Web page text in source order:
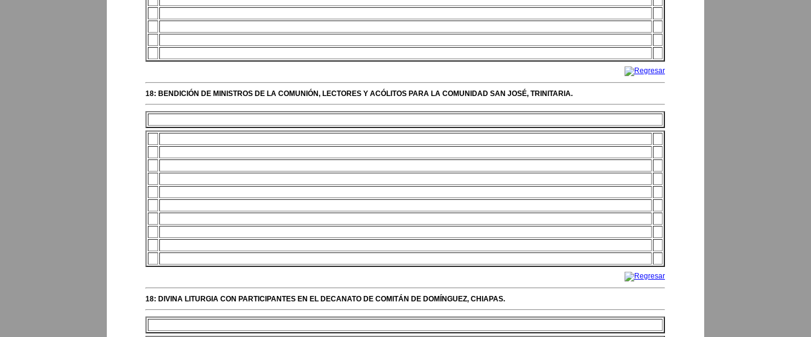
18: BENDICIÓN DE MINISTROS DE LA COMUNIÓN, LECTORES Y ACÓLITOS PARA LA COMUNIDAD SAN JOSÉ, TRINITARIA.
18: DIVINA LITURGIA CON PARTICIPANTES EN EL DECANATO DE COMITÁN DE DOMÍNGUEZ, CHIAPAS.